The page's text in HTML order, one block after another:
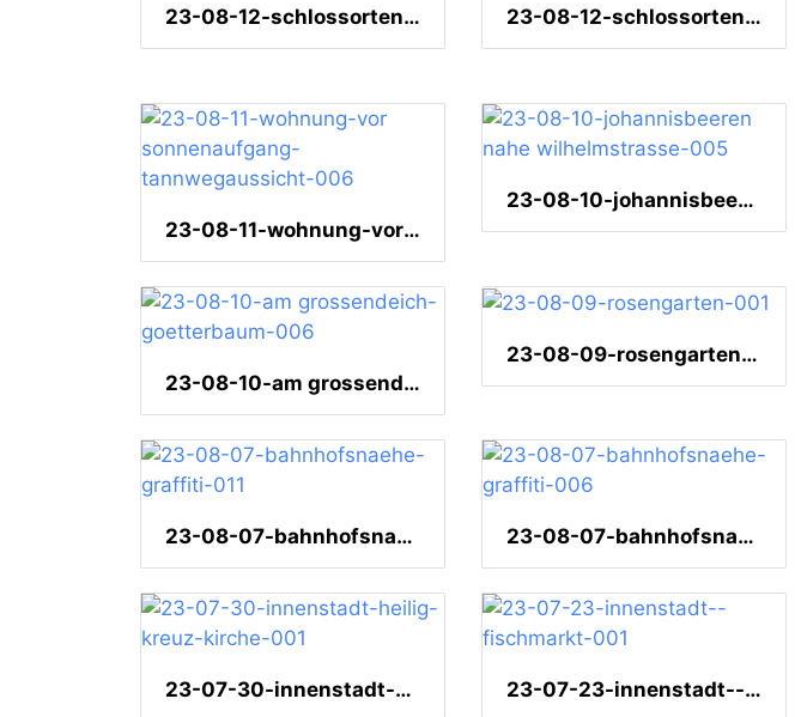
23-08-12-schlossortenberg-050 23-08-12-schlossortenberg-040
23-08-11-wohnung-vor sonnenaufgang-tannwegaussicht-006
23-08-10-johannisbeeren nahe wilhelmstrasse-005
23-08-10-am grossendeich-goetterbaum-006
23-08-09-rosengarten-001
23-08-07-bahnhofsnaehe-graffiti-011 23-08-07-bahnhofsnaehe-graffiti-006
23-07-30-innenstadt-heilig-kreuz-kirche-001 23-07-23-innenstadt--fischmarkt-001